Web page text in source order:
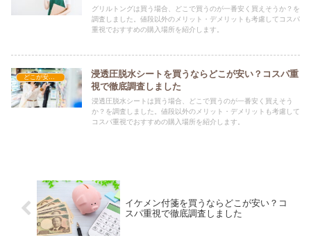
グリルトングは買う場合、どこで買うのが一番安く買えそうか？を
調査しました。値段以外のメリット・デメリットも考慮してコスパ
重視でおすすめの購入場所を紹介します。
どこが安い？-調理器具・食器類
浸透圧脱水シートを買うならどこが安い？コスパ重
視で徹底調査しました
浸透圧脱水シートは買う場合、どこで買うのが一番安く買えそう
か？を調査しました。値段以外のメリット・デメリットも考慮して
コスパ重視でおすすめの購入場所を紹介します。
イケメン付箋を買うならどこが安い？コ
スパ重視で徹底調査しました